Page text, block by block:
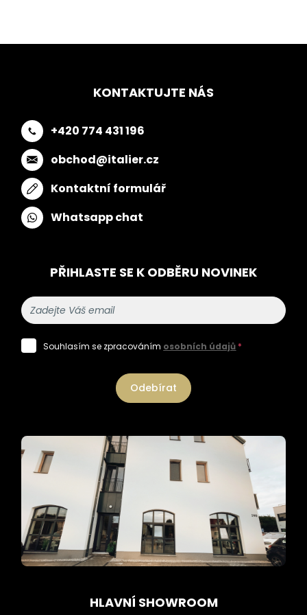
KONTAKTUJTE NÁS
+420 774 431 196
obchod@italier.cz
Kontaktní formulář
Whatsapp chat
PŘIHLASTE SE K ODBĚRU NOVINEK
Souhlasím se zpracováním osobních údajů *
Odebírat
HLAVNÍ SHOWROOM